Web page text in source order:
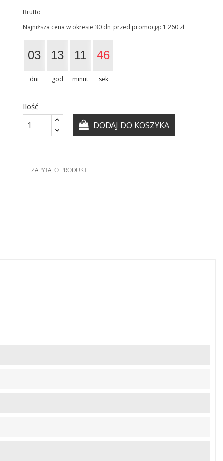
Brutto
Najniższa cena w okresie 30 dni przed promocją: 1 260 zł
03
dni
13
god
11
minut
45
sek
Ilość
DODAJ DO KOSZYKA
ZAPYTAJ O PRODUKT